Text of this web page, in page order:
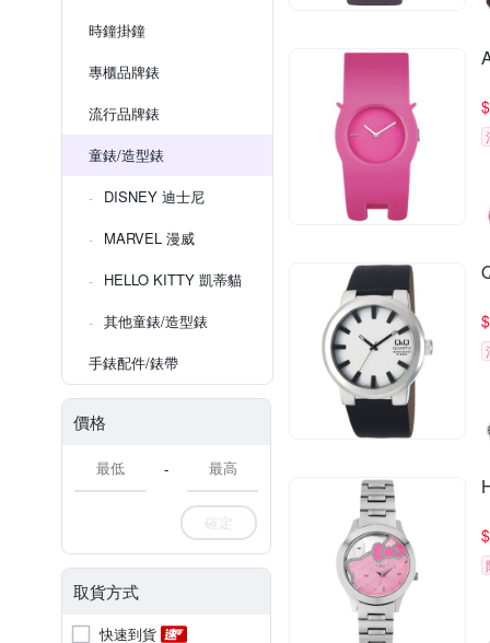
時鐘掛鐘
專櫃品牌錶
流行品牌錶
童錶/造型錶
DISNEY 迪士尼
MARVEL 漫威
HELLO KITTY 凱蒂貓
其他童錶/造型錶
手錶配件/錶帶
價格
-
確定
取貨方式
快速到貨
$
$
$